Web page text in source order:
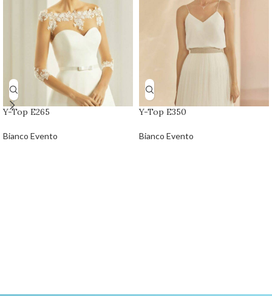
Y-Top E265
Bianco Evento
Y-Top E350
Bianco Evento